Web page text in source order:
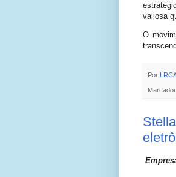
valiosa
O
Por